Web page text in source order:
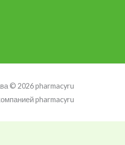
© 2026 pharmacyru
pharmacyru